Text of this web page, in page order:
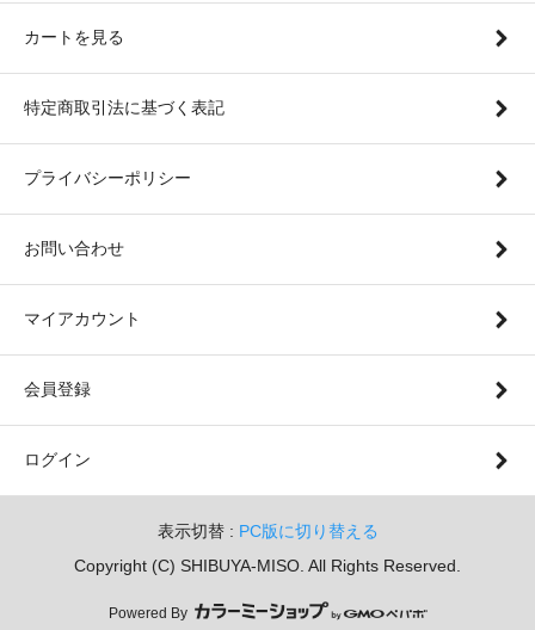
カートを見る
特定商取引法に基づく表記
プライバシーポリシー
お問い合わせ
マイアカウント
会員登録
ログイン
表示切替 : PC版に切り替える
Copyright (C) SHIBUYA-MISO. All Rights Reserved.
Powered By